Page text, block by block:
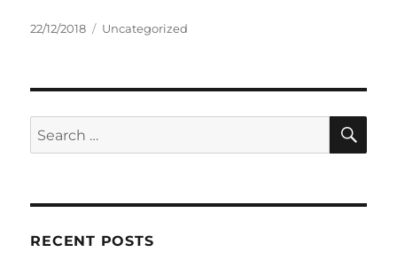
Posted
22/12/2018 Categories
Uncategorized
Search
for:
RECENT POSTS